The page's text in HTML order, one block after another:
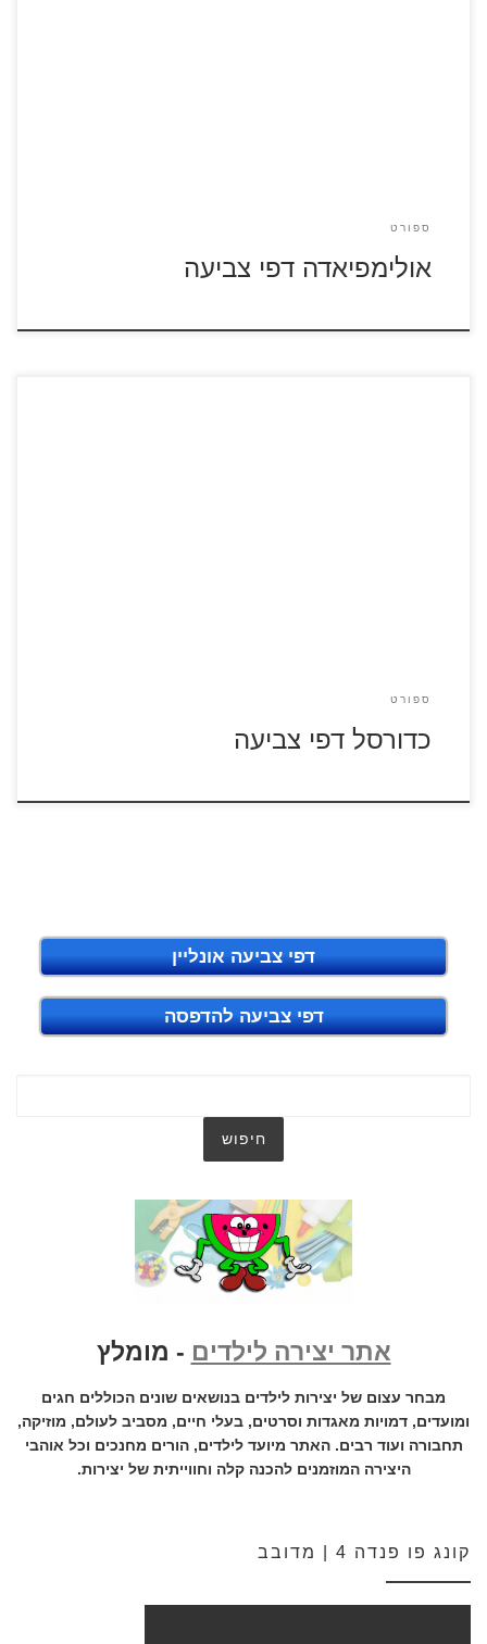
ספורט
אולימפיאדה דפי צביעה
ספורט
כדורסל דפי צביעה
דפי צביעה אונליין
דפי צביעה להדפסה
אתר יצירה לילדים - מומלץ
מבחר עצום של יצירות לילדים בנושאים שונים הכוללים חגים
ומועדים, דמויות מאגדות וסרטים, בעלי חיים, מסביב לעולם, מוזיקה,
תחבורה ועוד רבים. האתר מיועד לילדים, הורים מחנכים וכל אוהבי
היצירה המוזמנים להכנה קלה וחווייתית של יצירות.
קונג פו פנדה 4 | מדובב